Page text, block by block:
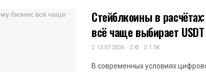
Стейблкоины в
всё чаще выбирает USDT
13.07.2026 0 1.5K
В современных условиях